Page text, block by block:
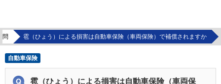
問 雹（ひょう）による損害は自動車保険（車両保険）で補償されますか
自動車保険
雹（ひょう）による損害は自動車保険（車両保